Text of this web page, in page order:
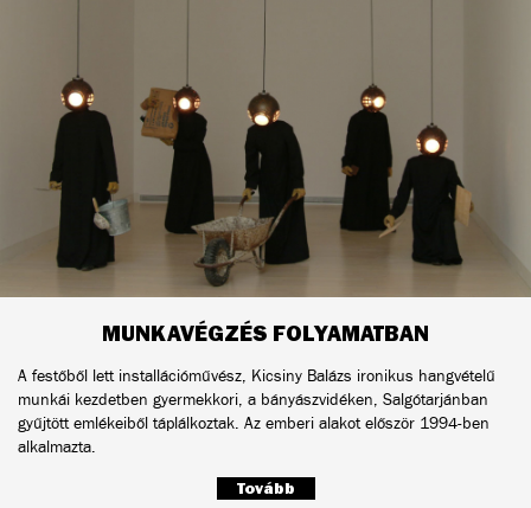
MUNKAVÉGZÉS FOLYAMATBAN
A festőből lett installációművész, Kicsiny Balázs ironikus hangvételű
munkái kezdetben gyermekkori, a bányászvidéken, Salgótarjánban
gyűjtött emlékeiből táplálkoztak. Az emberi alakot először 1994-ben
alkalmazta.
Tovább